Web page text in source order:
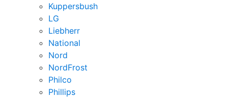
Kuppersbush
LG
Liebherr
National
Nord
NordFrost
Philco
Phillips